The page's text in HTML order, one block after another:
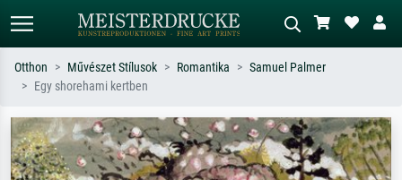
Keressen művész, műcím vagy stílus
szerint – pl. Monet, Csillagos éj,
impresszionizmus, Hokusai-hullám,
Írja le a jelenetet – pl. zöld rét, sok
piros absztrakt, sötét olajkép, álló akt
egy fa mellett.
Otthon Művészet Stílusok Romantika
Samuel Palmer
Egy shorehami kertben